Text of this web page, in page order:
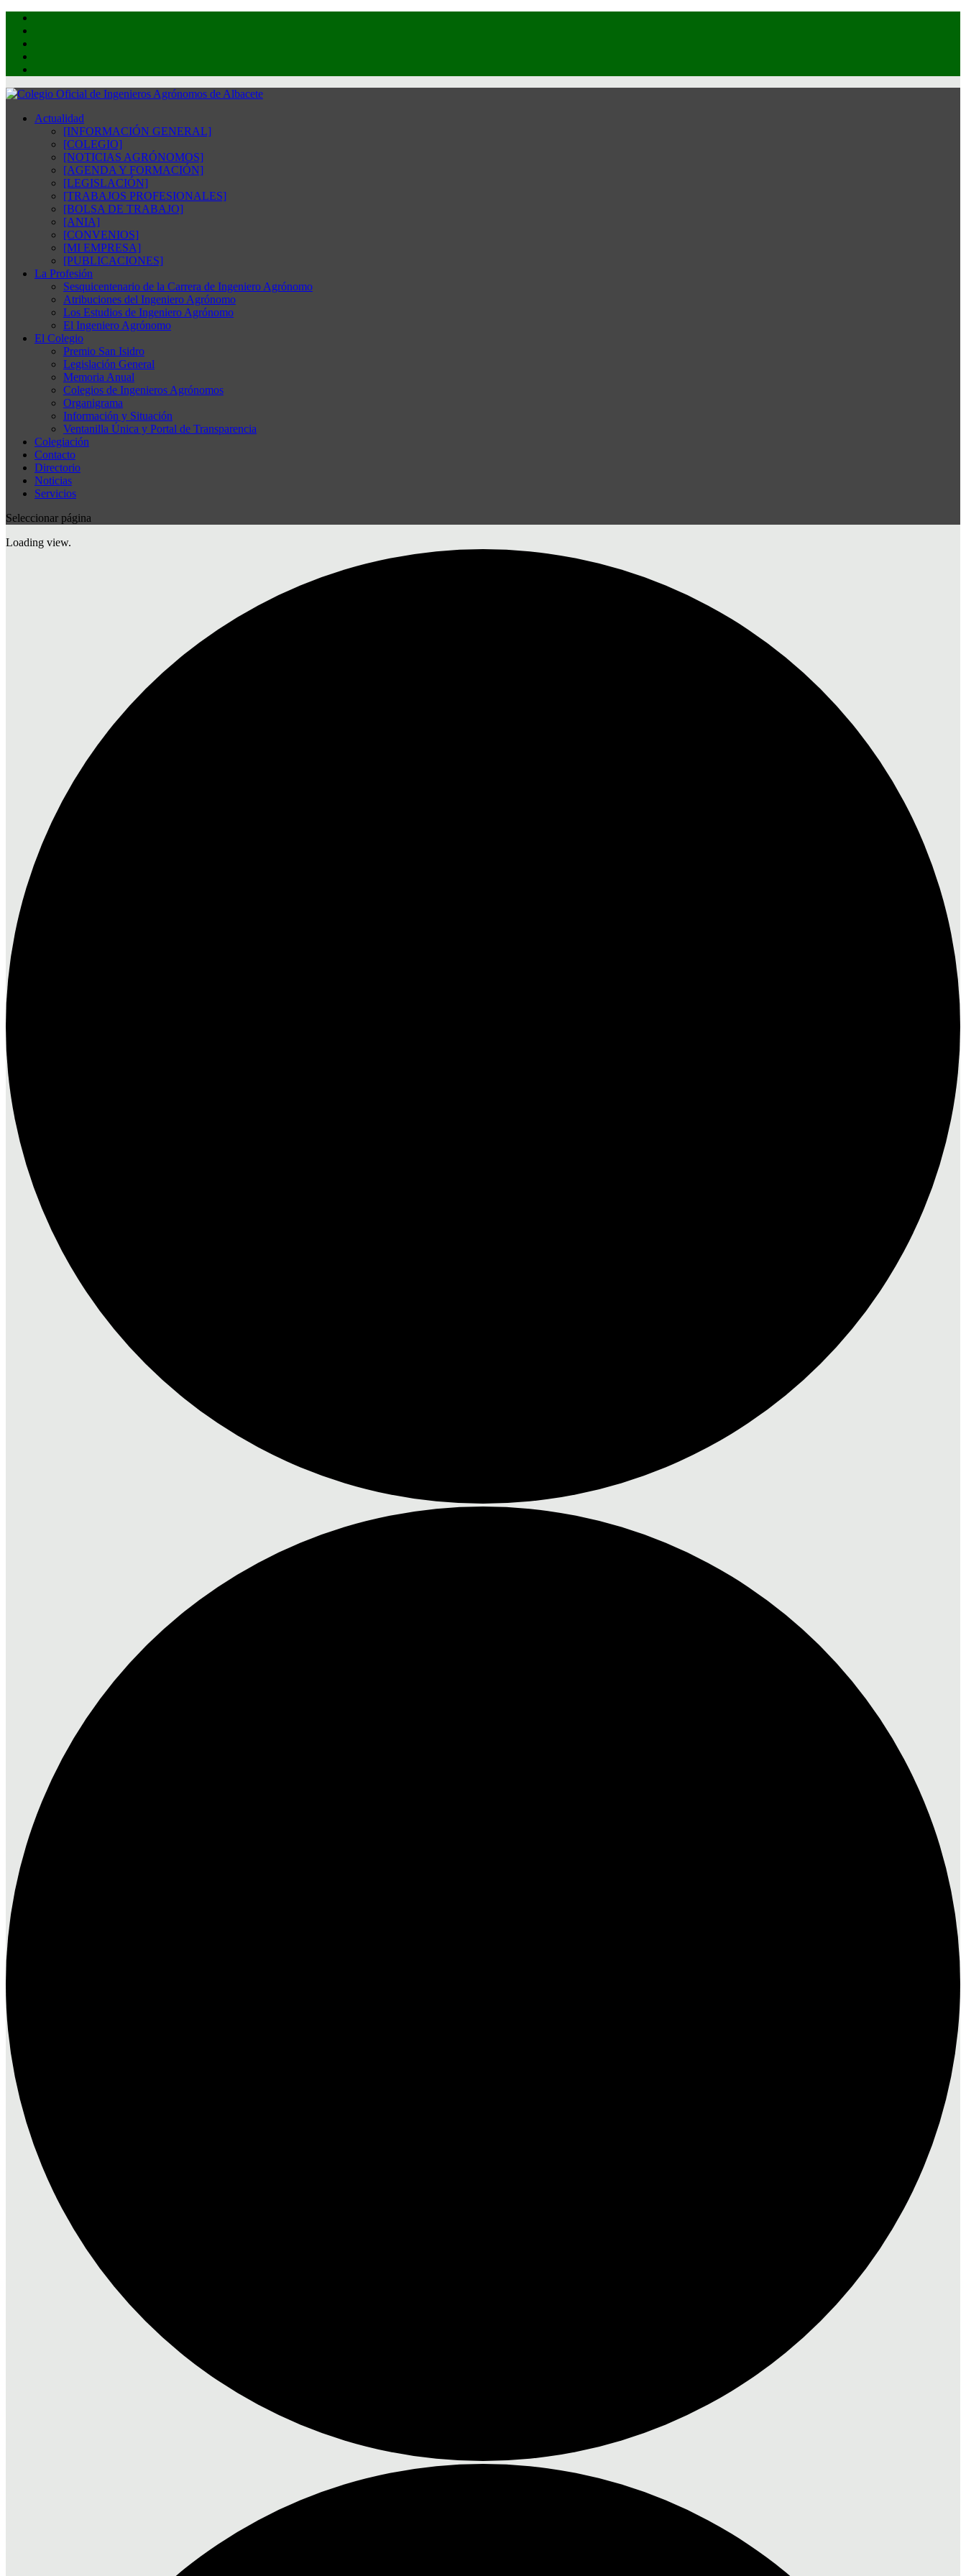
Actualidad
[INFORMACIÓN GENERAL]
[COLEGIO]
[NOTICIAS AGRÓNOMOS]
[AGENDA Y FORMACIÓN]
[LEGISLACIÓN]
[TRABAJOS PROFESIONALES]
[BOLSA DE TRABAJO]
[ANIA]
[CONVENIOS]
[MI EMPRESA]
[PUBLICACIONES]
La Profesión
Sesquicentenario de la Carrera de Ingeniero Agrónomo
Atribuciones del Ingeniero Agrónomo
Los Estudios de Ingeniero Agrónomo
El Ingeniero Agrónomo
El Colegio
Premio San Isidro
Legislación General
Memoria Anual
Colegios de Ingenieros Agrónomos
Organigrama
Información y Situación
Ventanilla Única y Portal de Transparencia
Colegiación
Contacto
Directorio
Noticias
Servicios
Seleccionar página
Loading view.